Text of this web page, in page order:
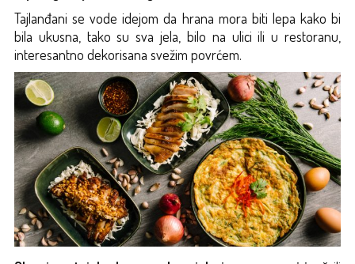
Tajlanđani se vode idejom da hrana mora biti lepa kako bi
bila ukusna, tako su sva jela, bilo na ulici ili u restoranu,
interesantno dekorisana svežim povrćem.